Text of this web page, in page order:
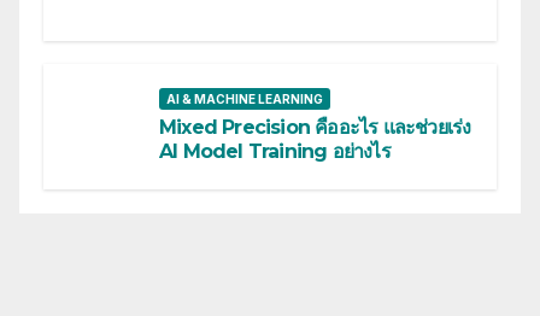
AI & MACHINE LEARNING
Mixed Precision คืออะไร และช่วยเร่ง
AI Model Training อย่างไร